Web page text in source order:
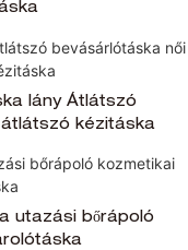
lány Átlátszó
kézitáska
utazási bőrápoló